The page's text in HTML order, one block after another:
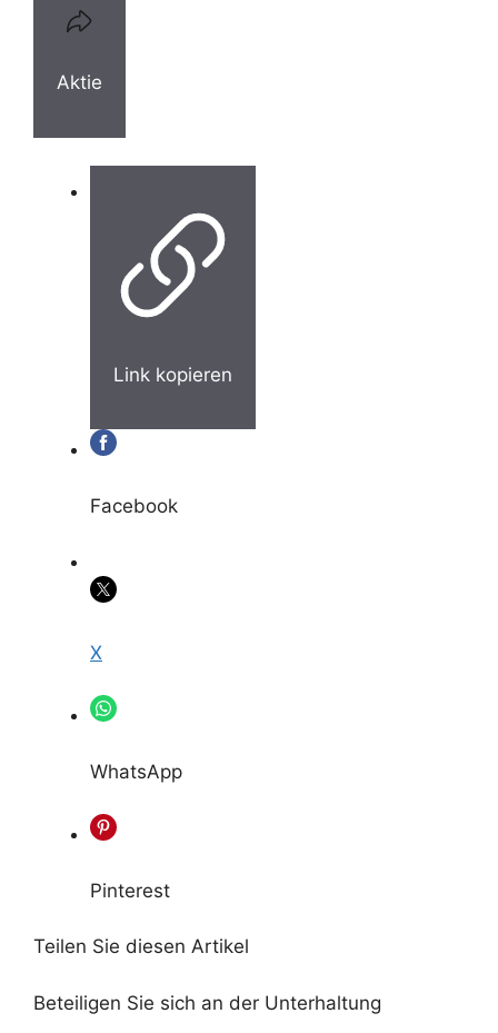
Aktie
Link kopieren
Facebook
X
WhatsApp
Pinterest
Teilen Sie diesen Artikel
Beteiligen Sie sich an der Unterhaltung